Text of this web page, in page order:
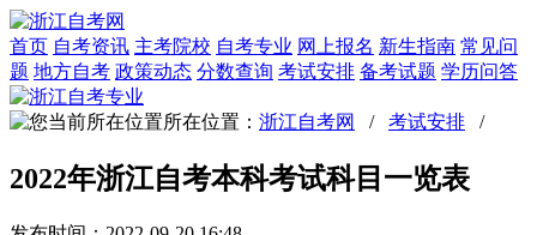
首页 自考资讯 主考院校 自考专业 网上报名 新生指南 常见问
题 地方自考 政策动态 分数查询 考试安排 备考试题 学历问答
所在位置： 浙江自考网 / 考试安排 /
2022年浙江自考本科考试科目一览表